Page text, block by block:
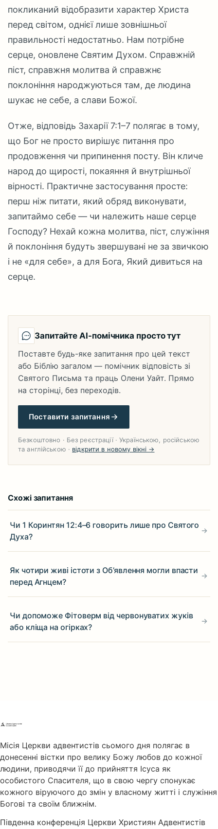
покликаний відобразити характер Христа
перед світом, однієї лише зовнішньої
правильності недостатньо. Нам потрібне
серце, оновлене Святим Духом. Справжній
піст, справжня молитва й справжнє
поклоніння народжуються там, де людина
шукає не себе, а слави Божої.
Отже, відповідь Захарії 7:1–7 полягає в тому,
що Бог не просто вирішує питання про
продовження чи припинення посту. Він кличе
народ до щирості, покаяння й внутрішньої
вірності. Практичне застосування просте:
перш ніж питати, який обряд виконувати,
запитаймо себе — чи належить наше серце
Господу? Нехай кожна молитва, піст, служіння
й поклоніння будуть звершувані не за звичкою
і не «для себе», а для Бога, Який дивиться на
серце.
Запитайте AI-помічника просто тут
Поставте будь-яке запитання про цей текст
або Біблію загалом — помічник відповість зі
Святого Письма та праць Олени Уайт. Прямо
на сторінці, без переходів.
Поставити запитання
Безкоштовно · Без реєстрації · Українською, російською
та англійською · відкрити в новому вікні →
Схожі запитання
Чи 1 Коринтян 12:4–6 говорить лише про Святого
Духа?
Як чотири живі істоти з Об’явлення могли впасти
перед Агнцем?
Чи допоможе Фітоверм від червонуватих жуків
або кліща на огірках?
Місія Церкви адвентистів сьомого дня полягає в
донесенні вістки про велику Божу любов до кожної
людини, приводячи її до прийняття Ісуса як
особистого Спасителя, що в свою чергу спонукає
кожного віруючого до змін у власному житті і служіння
Богові та своїм ближнім.
Південна конференція Церкви Християн Адвентистів